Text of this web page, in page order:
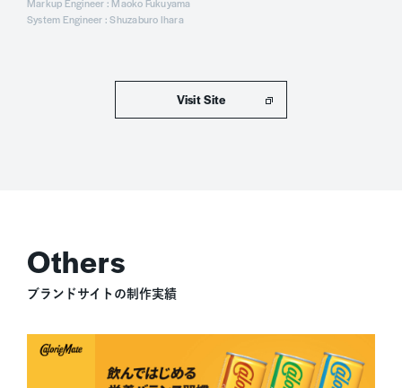
Markup Engineer : Maoko Fukuyama
System Engineer : Shuzaburo Ihara
ホームページを表示
ブランドサイトの制作実績